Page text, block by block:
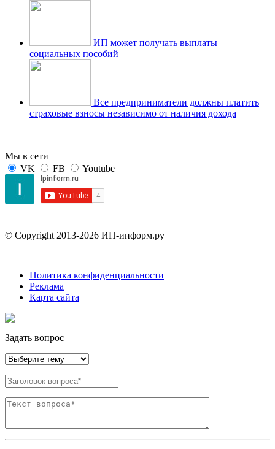
ИП может получать выплаты
социальных пособий
Все предприниматели должны платить
страховые взносы независимо от наличия дохода
Мы в сети
VK
FB Youtube
© Copyright 2013-2026 ИП-информ.ру
Политика конфиденциальности
Реклама
Карта сайта
Задать вопрос